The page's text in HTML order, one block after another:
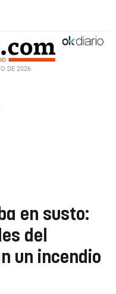
DE 2026
en susto:
del
un incendio